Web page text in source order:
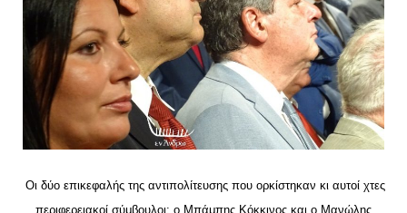
Οι δύο επικεφαλής της αντιπολίτευσης που ορκίστηκαν κι αυτοί χτες
περιφερειακοί σύμβουλοι: ο Μπάμπης Κόκκινος και ο Μανώλης